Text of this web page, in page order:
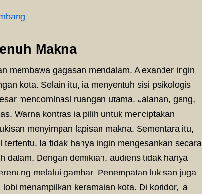
Makna
membawa gagasan mendalam. Alexander ingin
kota. Selain itu, ia menyentuh sisi psikologis
mendominasi ruangan utama. Jalanan, gang,
Warna kontras ia pilih untuk menciptakan
menyimpan lapisan makna. Sementara itu,
Ia tidak hanya ingin mengesankan secara
dalam. Dengan demikian, audiens tidak hanya
melalui gambar. Penempatan lukisan juga
menampilkan keramaian kota. Di koridor, ia